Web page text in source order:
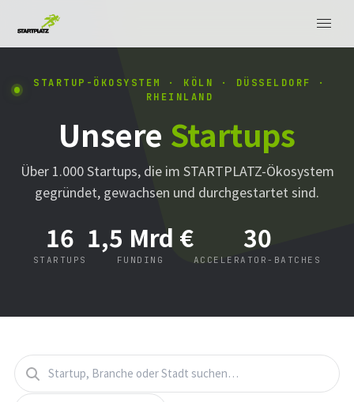
STARTUP-ÖKOSYSTEM · KÖLN · DÜSSELDORF ·
RHEINLAND
Unsere Startups
Über 1.000 Startups, die im STARTPLATZ-Ökosystem
gegründet, gewachsen und durchgestartet sind.
16
STARTUPS
1,5 Mrd €
FUNDING
30
ACCELERATOR-BATCHES